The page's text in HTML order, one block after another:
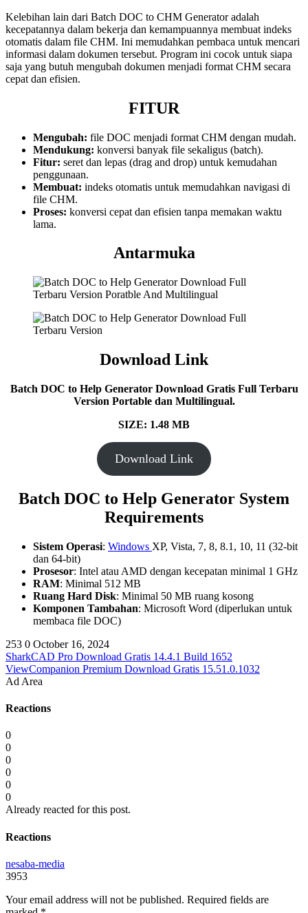
Kelebihan lain dari Batch DOC to CHM Generator adalah
kecepatannya dalam bekerja dan kemampuannya membuat indeks
otomatis dalam file CHM. Ini memudahkan pembaca untuk mencari
informasi dalam dokumen tersebut. Program ini cocok untuk siapa
saja yang butuh mengubah dokumen menjadi format CHM secara
cepat dan efisien.
FITUR
Mengubah: file DOC menjadi format CHM dengan mudah.
Mendukung: konversi banyak file sekaligus (batch).
Fitur: seret dan lepas (drag and drop) untuk kemudahan
penggunaan.
Membuat: indeks otomatis untuk memudahkan navigasi di
file CHM.
Proses: konversi cepat dan efisien tanpa memakan waktu
lama.
Antarmuka
Download Link
Batch DOC to Help Generator Download Gratis Full Terbaru
Version Portable dan Multilingual.
SIZE: 1.48 MB
Download Link
Batch DOC to Help Generator System
Requirements
Sistem Operasi: Windows XP, Vista, 7, 8, 8.1, 10, 11 (32-bit
dan 64-bit)
Prosesor: Intel atau AMD dengan kecepatan minimal 1 GHz
RAM: Minimal 512 MB
Ruang Hard Disk: Minimal 50 MB ruang kosong
Komponen Tambahan: Microsoft Word (diperlukan untuk
membaca file DOC)
253 0 October 16, 2024
SharkCAD Pro Download Gratis 14.4.1 Build 1652
ViewCompanion Premium Download Gratis 15.51.0.1032
Ad Area
Reactions
0
0
0
0
0
0
Already reacted for this post.
Reactions
nesaba-media
3953
Your email address will not be published. Required fields are